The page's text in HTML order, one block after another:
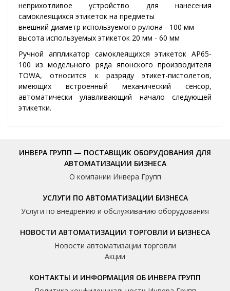
неприхотливое устройство для нанесения
самоклеящихся этикеток на предметы
внешний диаметр используемого рулона - 100 мм
высота используемых этикеток 20 мм - 60 мм
Ручной аппликатор самоклеящихся этикеток AP65-
100 из модельного ряда японского производителя
TOWA, относится к разряду этикет-пистолетов,
имеющих встроенный механический сенсор,
автоматически улавливающий начало следующей
этикетки.
ИНВЕРА ГРУПП — ПОСТАВЩИК ОБОРУДОВАНИЯ ДЛЯ
АВТОМАТИЗАЦИИ БИЗНЕСА
О компании Инвера Групп
УСЛУГИ ПО АВТОМАТИЗАЦИИ БИЗНЕСА
Услуги по внедрению и обслуживанию оборудования
НОВОСТИ АВТОМАТИЗАЦИИ ТОРГОВЛИ И БИЗНЕСА
Новости автоматизации торговли
Акции
КОНТАКТЫ И ИНФОРМАЦИЯ ОБ ИНВЕРА ГРУПП